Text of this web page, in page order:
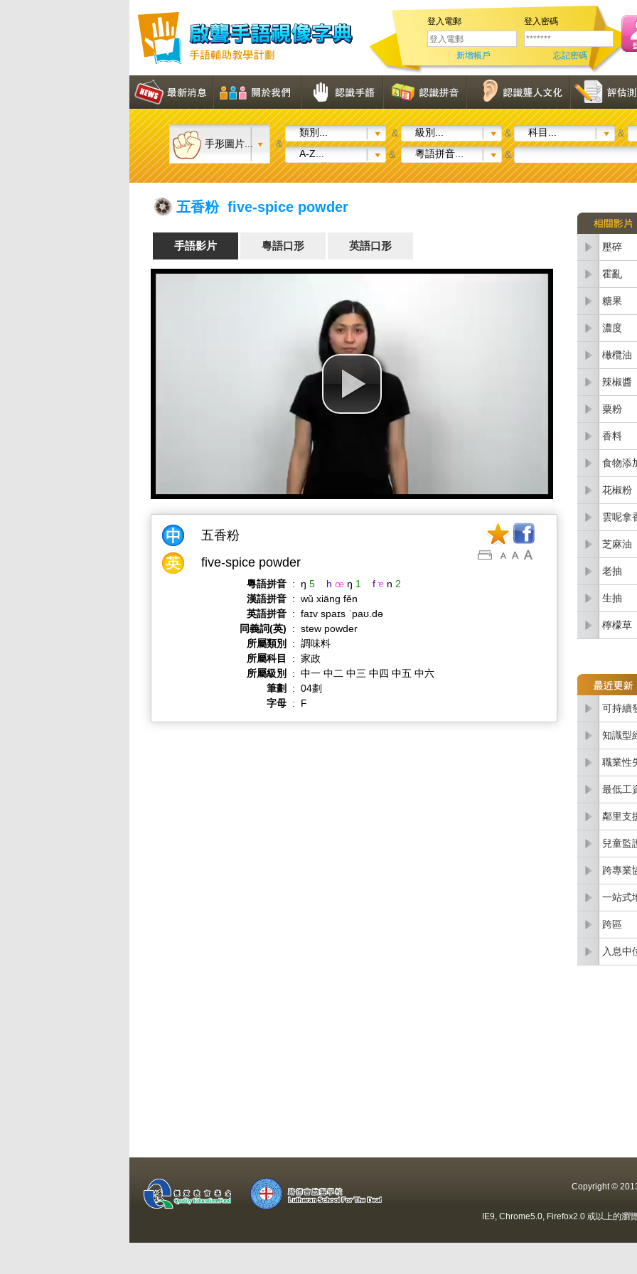
登入電郵 登入密碼
新增帳戶 忘記密碼
手形圖片... &
類別... & 級別... & 科目... &
A-Z...
& 粵語拼音... &
五香粉 five-spice powder
手語影片 粵語口形 英語口形
五香粉
five-spice powder
粵語拼音 : ŋ 5 h œ ŋ 1 f ɐ n 2
漢語拼音 : wǔ xiāng fěn
英語拼音 : faɪv spaɪs ˈpaʊ.də
同義詞(英)
: stew powder
所屬類別
: 調味料
所屬科目
: 家政
所屬級別
: 中一 中二 中三 中四 中五 中六
筆劃
: 04劃
字母 : F
壓碎
霍亂
糖果
濃度
橄欖油
辣椒醬
粟粉
香料
食物添
花椒粉
雲呢拿
芝麻油
老抽
生抽
檸檬草
可持續
知識型
職業性
最低工
鄰里支
兒童監
跨專業
一站式
跨區
入息中
Copyright ©
IE9, Chrome5.0, Firefox2.0 或以上的瀏